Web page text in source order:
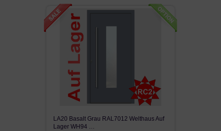
TERRASSENTÜR
LAGER FENSTER
LA20 Basalt Grau RAL7012 Welthaus Auf
Lager WH94 …